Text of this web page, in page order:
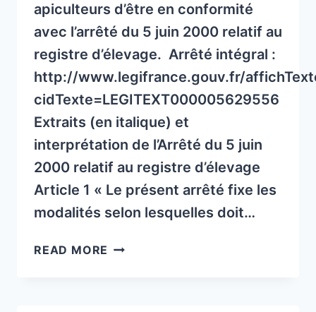
apiculteurs d’être en conformité
avec l’arrêté du 5 juin 2000 relatif au
registre d’élevage. Arrêté intégral :
http://www.legifrance.gouv.fr/
cidTexte=LEGITEXT000005629556
Extraits (en italique) et
interprétation de l’Arrêté du 5 juin
2000 relatif au registre d’élevage
Article 1 « Le présent arrêté fixe les
modalités selon lesquelles doit…
READ MORE LE